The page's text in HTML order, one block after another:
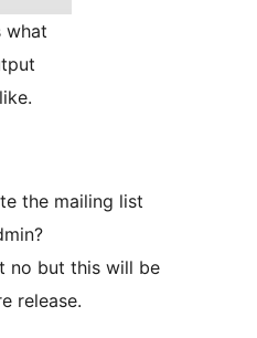
what
the mailing list
no but this will be
release.